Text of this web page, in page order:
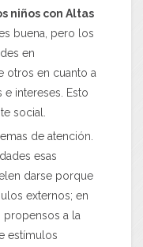
niños con Altas
buena, pero los
en
otros en cuanto a
e intereses. Esto
social.
de atención.
esas
darse porque
externos; en
propensos a la
estímulos